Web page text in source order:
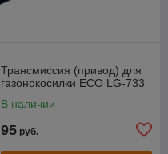
Трансмиссия (привод) для
газонокосилки ECO LG-733
В наличии
95 руб.